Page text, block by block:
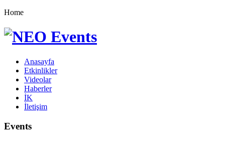
Home
Anasayfa
Etkinlikler
Videolar
Haberler
İK
İletişim
Events